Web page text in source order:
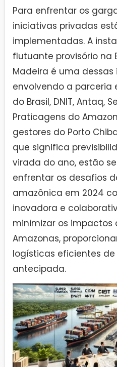
Para enfrentar os
iniciativas privadas
implementadas. A
flutuante provisório na
Madeira é uma dessas
envolvendo a parceria
do Brasil, DNIT, Antaq,
Praticagens do
gestores do Porto
que significa
virada do ano, estão
enfrentar os desafios
amazônica em 2024
inovadora e
minimizar os impactos
Amazonas,
logísticas eficientes
antecipada.